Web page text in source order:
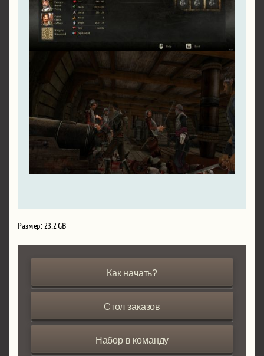
Размер: 23.2 GB
Как начать?
Стол заказов
Набор в команду